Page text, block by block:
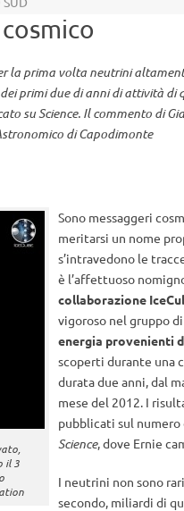
la prima volta neutrini
primi due di anni di attività di
su Science. Il commento di
di Capodimonte
il 3
Sono messaggeri
meritarsi un nome
s’intravedono le
è l’affettuoso
collaborazione
vigoroso nel gruppo di
energia provenienti
scoperti durante una
durata due anni, dal
mese del 2012. I
pubblicati sul
Science, dove Ernie
I neutrini non sono
secondo, miliardi di